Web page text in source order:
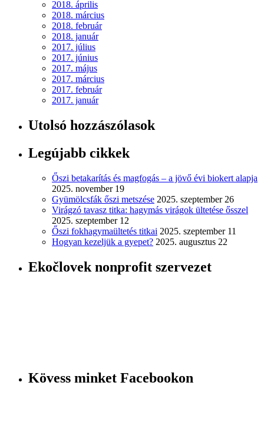
2018. április
2018. március
2018. február
2018. január
2017. július
2017. június
2017. május
2017. március
2017. február
2017. január
Utolsó hozzászólasok
Legújabb cikkek
Őszi betakarítás és magfogás – a jövő évi biokert alapja
2025. november 19
Gyümölcsfák őszi metszése 2025. szeptember 26
Virágzó tavasz titka: hagymás virágok ültetése ősszel
2025. szeptember 12
Őszi fokhagymaültetés titkai 2025. szeptember 11
Hogyan kezeljük a gyepet? 2025. augusztus 22
Ekočlovek nonprofit szervezet
Kövess minket Facebookon